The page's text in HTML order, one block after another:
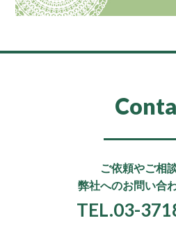
ご依頼やご相
弊社へのお問い合
TEL.03-